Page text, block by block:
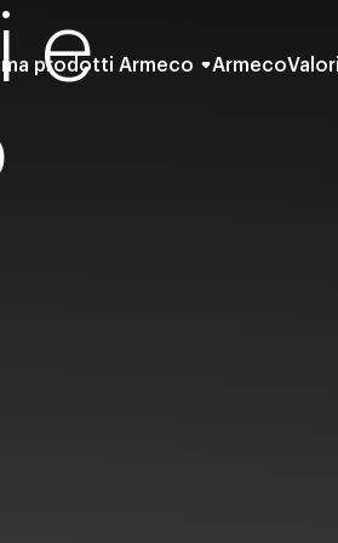
prodotti Armeco ArmecoValori
e